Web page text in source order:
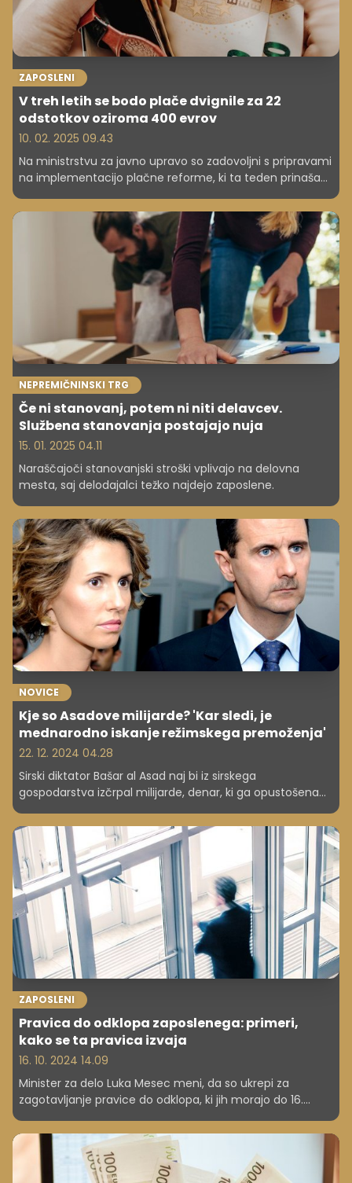
ZAPOSLENI
V treh letih se bodo plače dvignile za 22
odstotkov oziroma 400 evrov
10. 02. 2025 09.43
Na ministrstvu za javno upravo so zadovoljni s pripravami
na implementacijo plačne reforme, ki ta teden prinaša
prva izplačila plač po novem. Napovedujejo pa, da bodo
v delovni skupini skupaj s sindikalnimi predstavniki bdeli
nad njenim izvajanjem. V povprečju se bodo plače
zaposlenim v treh letih dvignile za 22 odstotkov oziroma
NEPREMIČNINSKI TRG
Če ni stanovanj, potem ni niti delavcev.
Službena stanovanja postajajo nuja
15. 01. 2025 04.11
Naraščajoči stanovanjski stroški vplivajo na delovna
mesta, saj delodajalci težko najdejo zaposlene.
NOVICE
Kje so Asadove milijarde? 'Kar sledi, je
mednarodno iskanje režimskega premoženja'
22. 12. 2024 04.28
Sirski diktator Bašar al Asad naj bi iz sirskega
gospodarstva izčrpal milijarde, denar, ki ga opustošena
država nujno potrebuje. Poznavalci pravijo, da je Asad
svoj pobeg verjetno pripravljal leta in skrival denar.
ZAPOSLENI
Pravica do odklopa zaposlenega: primeri,
kako se ta pravica izvaja
16. 10. 2024 14.09
Minister za delo Luka Mesec meni, da so ukrepi za
zagotavljanje pravice do odklopa, ki jih morajo do 16.
novembra sprejeti delodajalci, enostavni, se pa zaveda,
da si podjetja in poklici niso enaki. Kako bi se torej ta
pravica izvajala? Poglejmo nekaj primerov.